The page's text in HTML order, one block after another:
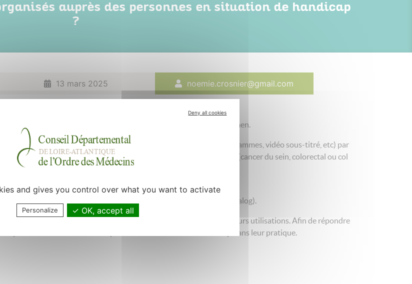
auprès des personnes en situation de handicap
?
13 mars 2025 noemie.crosnier@gmail.com
de Master Management des Activités de Santé à l’université de Caen.
l’utilisation des supports adaptés (document simplifié avec pictogrammes, vidéo sous-titré, etc) par
dans le cadre de la sensibilisation aux dépistages organisés (cancer du sein, colorectal ou col
viewform?usp=dialog).
des médecins traitants mais également les apports et les freins à leurs utilisations. Afin de répondre
ayant été en contact avec des personnes en situation de handicap dans leur pratique.
Deny all cookies
and gives you control over what you want to activate
Personalize OK, accept all